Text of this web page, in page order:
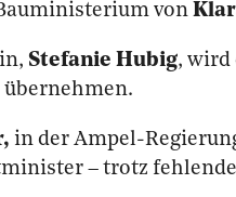
von
Stefanie Hubig, wird
in der Ampel-
– trotz